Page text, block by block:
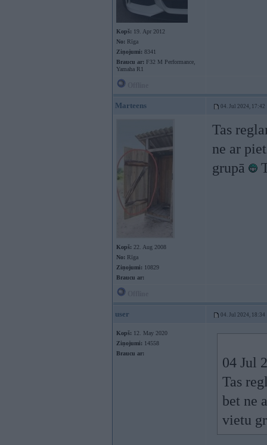
Kopš: 19. Apr 2012
No: Rīga
Ziņojumi: 8341
Braucu ar: F32 M Performance,
Yamaha R1
Marteens 04. Jul 2024, 17:42
Kopš: 22. Aug 2008
No: Rīga
Ziņojumi: 10829
Braucu ar:
Tas
ne ar
grupā
user 04. Jul 2024, 18:34
Kopš: 12. May 2020
Ziņojumi: 14558
Braucu ar:
04 Jul
Tas
bet ne
vietu